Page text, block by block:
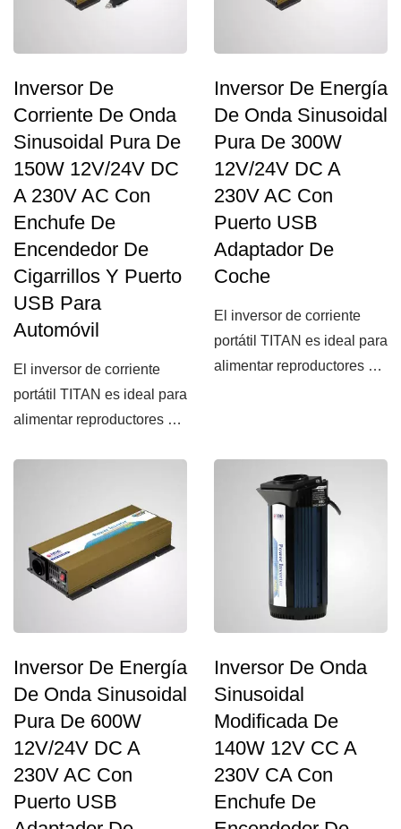
Inversor De
Corriente De Onda
Sinusoidal Pura De
150W 12V/24V DC
A 230V AC Con
Enchufe De
Encendedor De
Cigarrillos Y Puerto
USB Para
Automóvil
El inversor de corriente
portátil TITAN es ideal para
alimentar reproductores de
Inversor De Energía
De Onda Sinusoidal
Pura De 300W
12V/24V DC A
230V AC Con
Puerto USB
Adaptador De
Coche
El inversor de corriente
portátil TITAN es ideal para
alimentar reproductores de
Inversor De Energía
De Onda Sinusoidal
Pura De 600W
12V/24V DC A
230V AC Con
Puerto USB
Inversor De Onda
Sinusoidal
Modificada De
140W 12V CC A
230V CA Con
Enchufe De